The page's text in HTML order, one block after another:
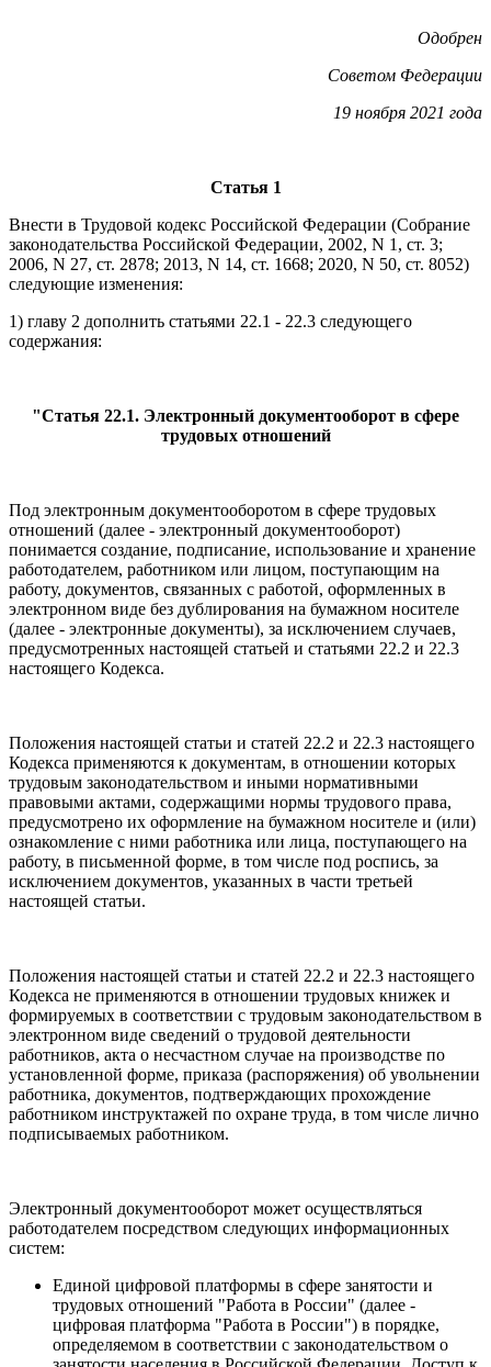
Одобрен
Советом Федерации
19 ноября 2021 года
Статья 1
Внести в Трудовой кодекс Российской Федерации (Собрание
законодательства Российской Федерации, 2002, N 1, ст. 3;
2006, N 27, ст. 2878; 2013, N 14, ст. 1668; 2020, N 50, ст. 8052)
следующие изменения:
1) главу 2 дополнить статьями 22.1 - 22.3 следующего
содержания:
"Статья 22.1. Электронный документооборот в сфере
трудовых отношений
Под электронным документооборотом в сфере трудовых
отношений (далее - электронный документооборот)
понимается создание, подписание, использование и хранение
работодателем, работником или лицом, поступающим на
работу, документов, связанных с работой, оформленных в
электронном виде без дублирования на бумажном носителе
(далее - электронные документы), за исключением случаев,
предусмотренных настоящей статьей и статьями 22.2 и 22.3
настоящего Кодекса.
Положения настоящей статьи и статей 22.2 и 22.3 настоящего
Кодекса применяются к документам, в отношении которых
трудовым законодательством и иными нормативными
правовыми актами, содержащими нормы трудового права,
предусмотрено их оформление на бумажном носителе и (или)
ознакомление с ними работника или лица, поступающего на
работу, в письменной форме, в том числе под роспись, за
исключением документов, указанных в части третьей
настоящей статьи.
Положения настоящей статьи и статей 22.2 и 22.3 настоящего
Кодекса не применяются в отношении трудовых книжек и
формируемых в соответствии с трудовым законодательством в
электронном виде сведений о трудовой деятельности
работников, акта о несчастном случае на производстве по
установленной форме, приказа (распоряжения) об увольнении
работника, документов, подтверждающих прохождение
работником инструктажей по охране труда, в том числе лично
подписываемых работником.
Электронный документооборот может осуществляться
работодателем посредством следующих информационных
систем:
Единой цифровой платформы в сфере занятости и
трудовых отношений "Работа в России" (далее -
цифровая платформа "Работа в России") в порядке,
определяемом в соответствии с законодательством о